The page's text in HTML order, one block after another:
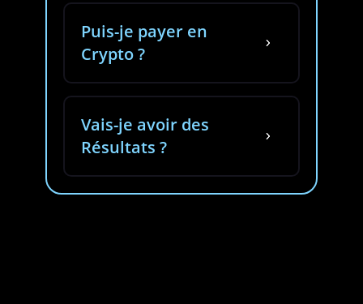
5
Puis-je payer en
Crypto ?
5
Vais-je avoir des
Résultats ?